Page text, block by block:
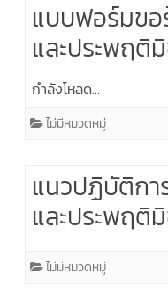
แบบฟอร์มขอ
และประพฤติ
กำลังโหลด…
ไม่มีหมวดหมู่
แนวปฏิบัติกา
และประพฤติ
ไม่มีหมวดหมู่